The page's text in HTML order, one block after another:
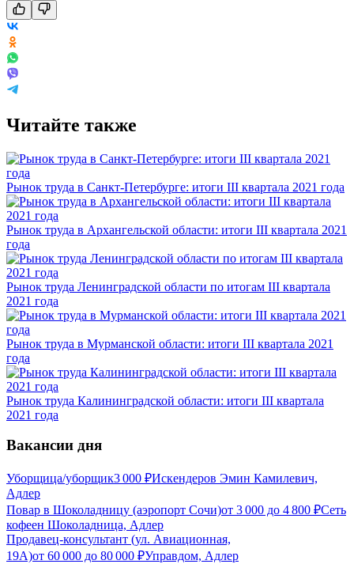
Читайте также
Рынок труда в Санкт-Петербурге: итоги III квартала 2021 года
Рынок труда в Архангельской области: итоги III квартала 2021
года
Рынок труда Ленинградской области по итогам III квартала
2021 года
Рынок труда в Мурманской области: итоги III квартала 2021
года
Рынок труда Калининградской области: итоги III квартала
2021 года
Вакансии дня
Уборщица/уборщик3 000 ₽Искендеров Эмин Камилевич,
Адлер
Повар в Шоколадницу (аэропорт Сочи)от 3 000 до 4 800 ₽Сеть
кофеен Шоколадница, Адлер
Продавец-консультант (ул. Авиационная,
19А)от 60 000 до 80 000 ₽Управдом, Адлер